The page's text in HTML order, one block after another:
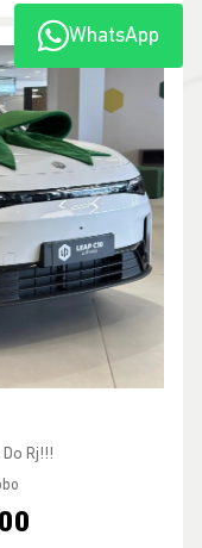
Rj!!!
WhatsApp